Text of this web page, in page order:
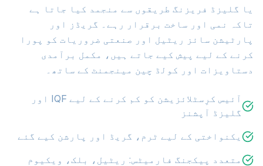
یا گلیزڈ فریزنگ طریقوں سے منجمد کیا جاتا ہے
تاکہ نمی اور ساخت برقرار رہے۔ گریڈز اور
پارٹیشن سائز ریٹیل اور صنعتی ضروریات کو پورا
کرنے کے لیے پیش کیے جاتے ہیں، مکمل برآمدی
دستاویزات اور کولڈ چین مینجمنٹ کے ساتھ۔
آئیس کرِسٹلائزیشن کو کم کرنے کے لیے IQF اور
گلیزڈ آپشنز
یکنواختی کے لیے ٹرم، گریڈ اور پارشن کیے گئے
متعدد پیکجنگ فارمیٹس: ریٹیل، بلک، ویکیوم